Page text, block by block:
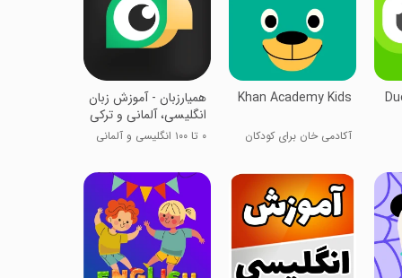
Khan Academy Kids
آکادمی خان برای کودکان
‏همیارزبان - آموزش زبان
انگلیسی، آلمانی و ترکی
۰ تا ۱۰۰ انگلیسی و آلمانی